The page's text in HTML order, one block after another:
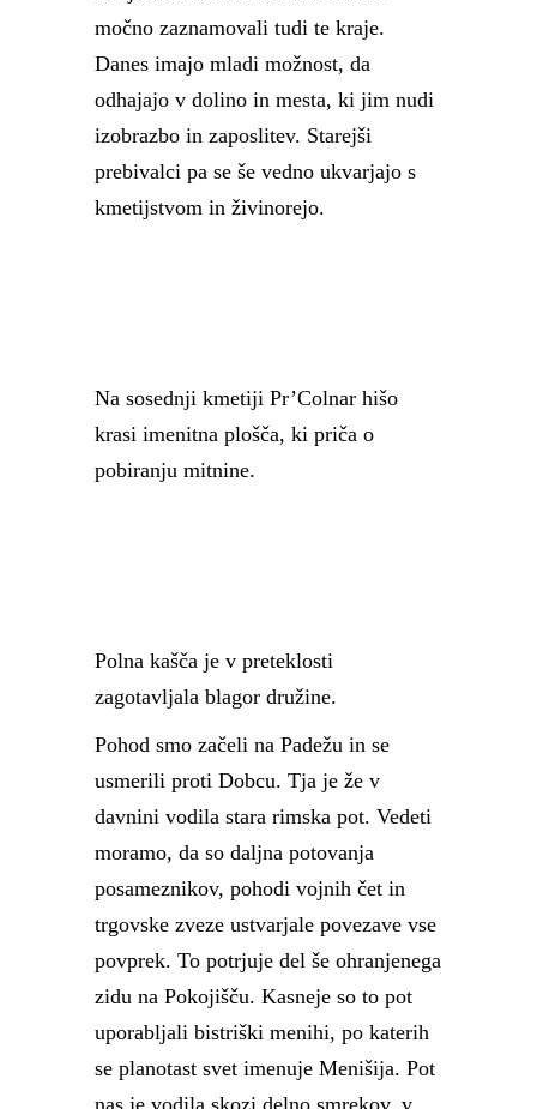
močno zaznamovali tudi te kraje.
Danes imajo mladi možnost, da
odhajajo v dolino in mesta, ki jim nudi
izobrazbo in zaposlitev. Starejši
prebivalci pa se še vedno ukvarjajo s
kmetijstvom in živinorejo.
Na sosednji kmetiji Pr’Colnar hišo
krasi imenitna plošča, ki priča o
pobiranju mitnine.
Polna kašča je v preteklosti
zagotavljala blagor družine.
Pohod smo začeli na Padežu in se
usmerili proti Dobcu. Tja je že v
davnini vodila stara rimska pot. Vedeti
moramo, da so daljna potovanja
posameznikov, pohodi vojnih čet in
trgovske zveze ustvarjale povezave vse
povprek. To potrjuje del še ohranjenega
zidu na Pokojišču. Kasneje so to pot
uporabljali bistriški menihi, po katerih
se planotast svet imenuje Menišija. Pot
nas je vodila skozi delno smrekov, v